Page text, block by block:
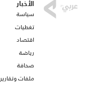
الأخبار
سياسة
تغطيات
اقتصاد
رياضة
صحافة
ملفات وتقارير